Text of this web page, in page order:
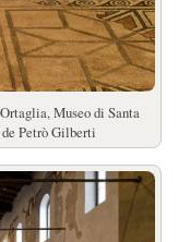
Museo di Santa
Petrò Gilberti